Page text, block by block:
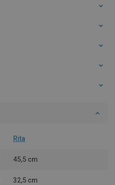
Rita
45,5 cm
32,5 cm